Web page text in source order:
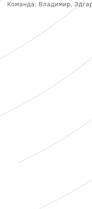
Команда: Владимир,